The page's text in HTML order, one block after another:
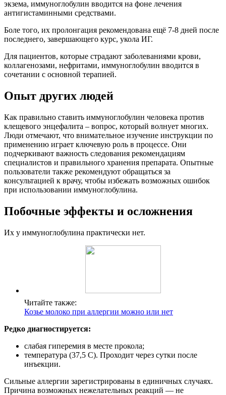
экзема, иммуноглобулин вводится на фоне лечения
антигистаминными средствами.
Боле того, их пролонгация рекомендована ещё 7-8 дней после
последнего, завершающего курс, укола ИГ.
Для пациентов, которые страдают заболеваниями крови,
коллагенозами, нефритами, иммуноглобулин вводится в
сочетании с основной терапией.
Опыт других людей
Как правильно ставить иммуноглобулин человека против
клещевого энцефалита – вопрос, который волнует многих.
Люди отмечают, что внимательное изучение инструкции по
применению играет ключевую роль в процессе. Они
подчеркивают важность следования рекомендациям
специалистов и правильного хранения препарата. Опытные
пользователи также рекомендуют обращаться за
консультацией к врачу, чтобы избежать возможных ошибок
при использовании иммуноглобулина.
Побочные эффекты и осложнения
Их у иммуноглобулина практически нет.
Читайте также:
Козье молоко при аллергии можно или нет
Редко диагностируется:
слабая гиперемия в месте прокола;
температура (37,5 С). Проходит через сутки после
инъекции.
Сильные аллергии зарегистрированы в единичных случаях.
Причина возможных нежелательных реакций — не